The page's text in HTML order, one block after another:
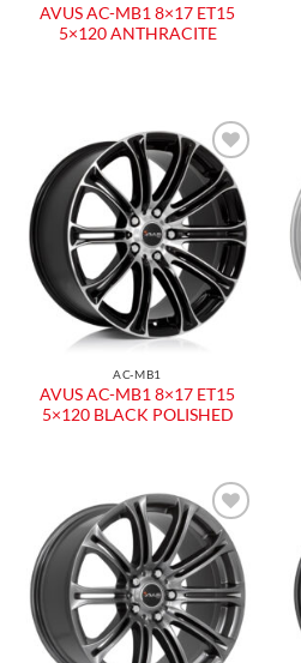
AVUS AC-MB1 8×17 ET15
5×120 ANTHRACITE
Aggiungi
alla lista
dei
desideri
AC-MB1
AVUS AC-MB1 8×17 ET15
5×120 BLACK POLISHED
Aggiungi
alla lista
dei
desideri